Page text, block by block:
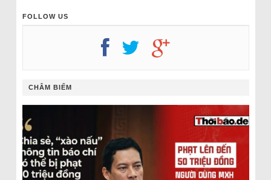
FOLLOW US
CHÂM BIẾM